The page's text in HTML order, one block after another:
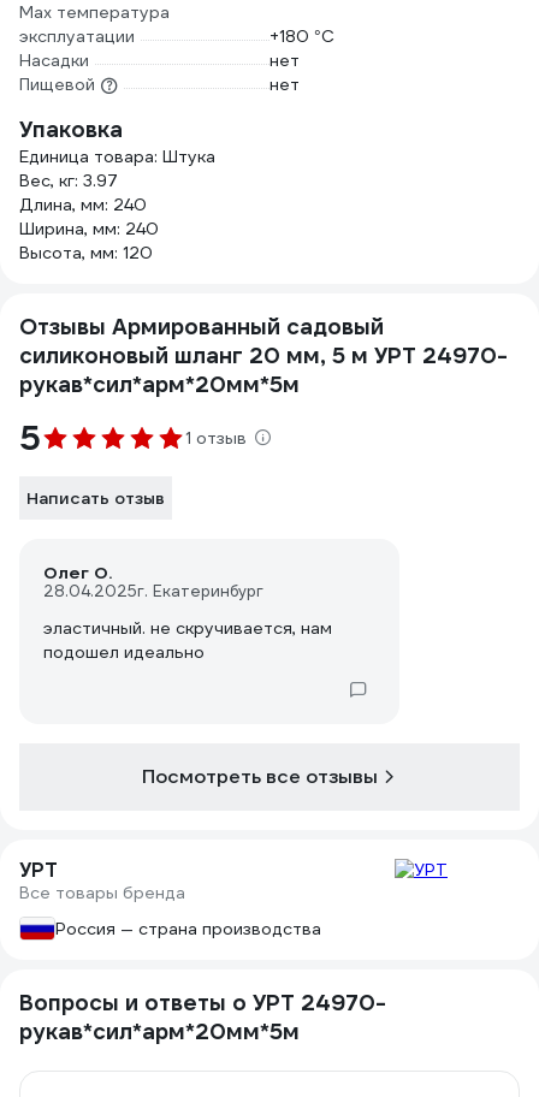
Мах температура
эксплуатации
+180 °С
Насадки
нет
Пищевой
нет
Упаковка
Единица товара: Штука
Вес, кг: 3.97
Длина, мм: 240
Ширина, мм: 240
Высота, мм: 120
Отзывы Армированный садовый
силиконовый шланг 20 мм, 5 м УРТ 24970-
рукав*сил*арм*20мм*5м
5 1 отзыв
Написать отзыв
Олег О.
28.04.2025г. Екатеринбург
эластичный. не скручивается, нам
подошел идеально
Посмотреть все отзывы
УРТ
Все товары бренда
Россия — страна производства
Вопросы и ответы о УРТ 24970-
рукав*сил*арм*20мм*5м